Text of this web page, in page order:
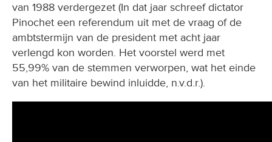
van 1988 verdergezet (In dat jaar schreef dictator
Pinochet een referendum uit met de vraag of de
ambtstermijn van de president met acht jaar
verlengd kon worden. Het voorstel werd met
55,99% van de stemmen verworpen, wat het einde
van het militaire bewind inluidde, n.v.d.r.).